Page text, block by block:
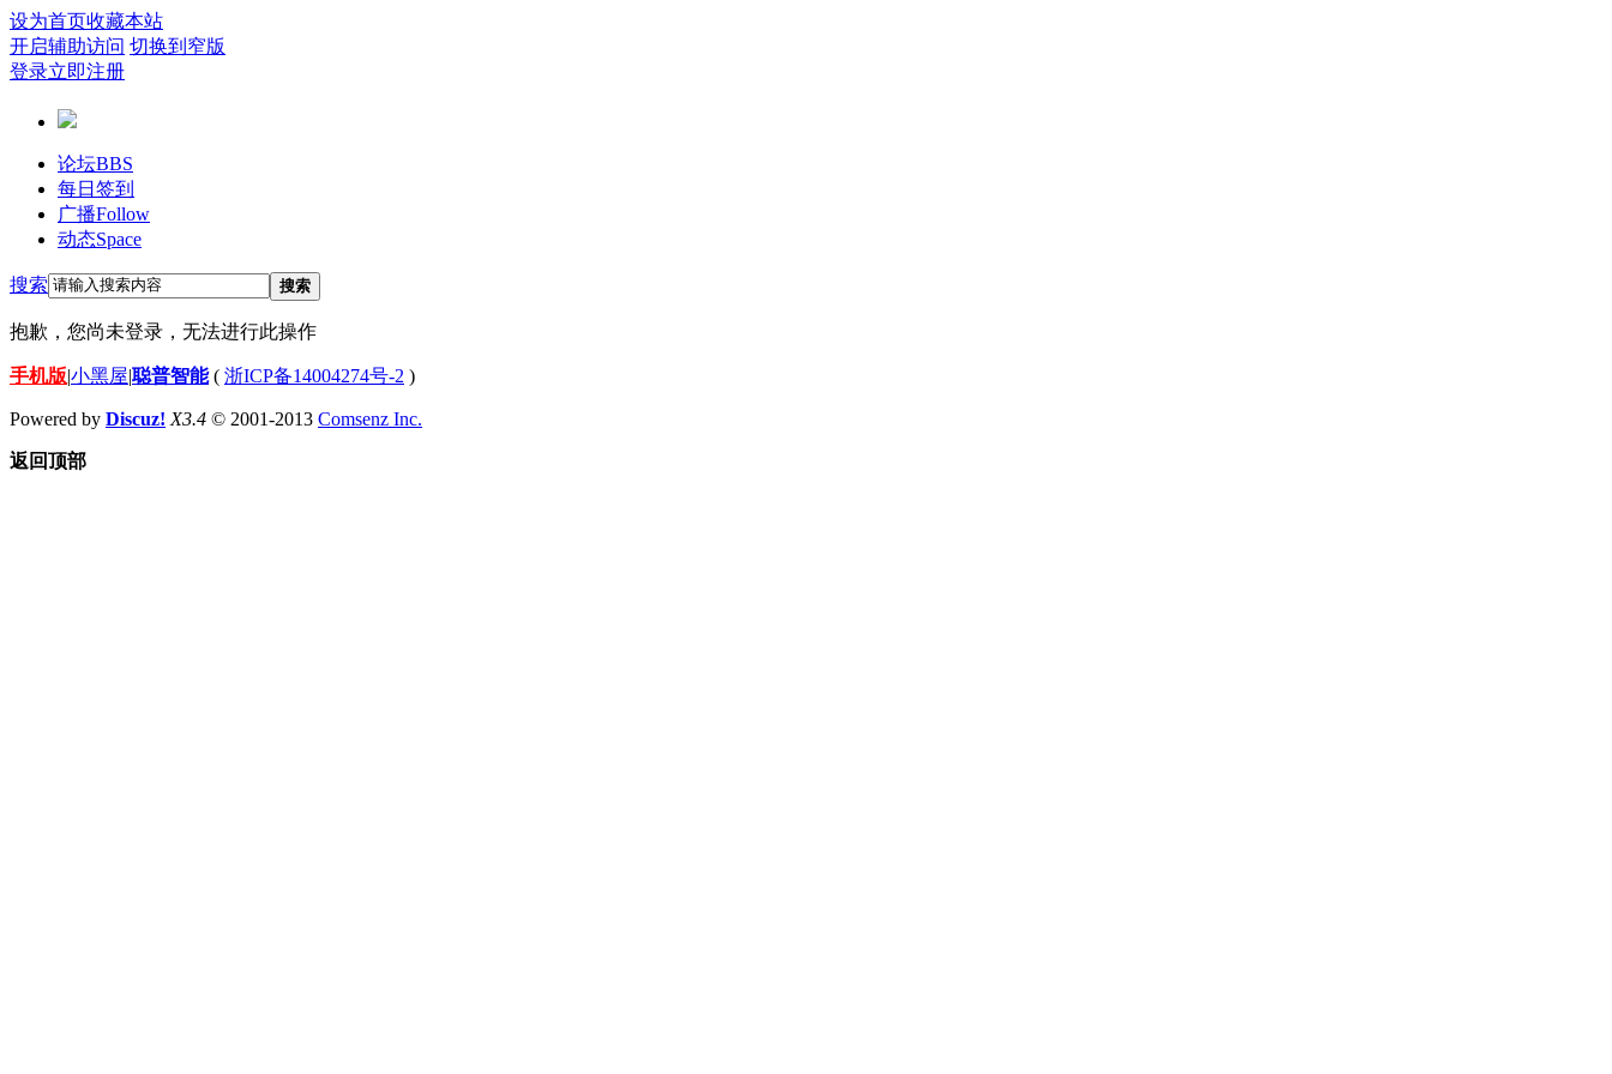
设为首页收藏本站
开启辅助访问 切换到窄版
登录立即注册
论坛BBS
每日签到
广播Follow
动态Space
搜索 搜索
抱歉，您尚未登录，无法进行此操作
手机版|小黑屋|聪普智能( 浙ICP备14004274号-2 )
Powered by Discuz! X3.4 © 2001-2013 Comsenz Inc.
返回顶部